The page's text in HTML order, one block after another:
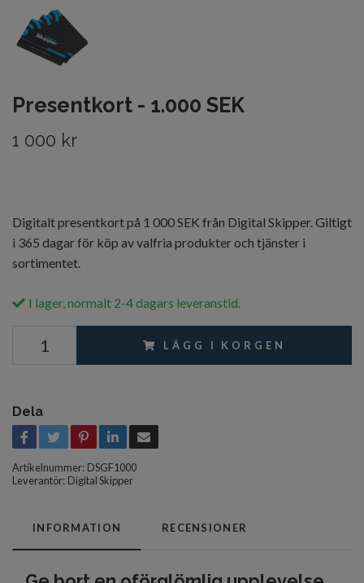
Presentkort - 1.000 SEK
1 000 kr
Digitalt presentkort på 1 000 SEK från Digital Skipper. Giltigt
i 365 dagar för köp av valfria produkter och tjänster i
sortimentet.
I lager, normalt 2-4 dagars leveranstid.
LÄGG I KORGEN
Dela
Artikelnummer: DSGF1000
Leverantör: Digital Skipper
INFORMATION RECENSIONER